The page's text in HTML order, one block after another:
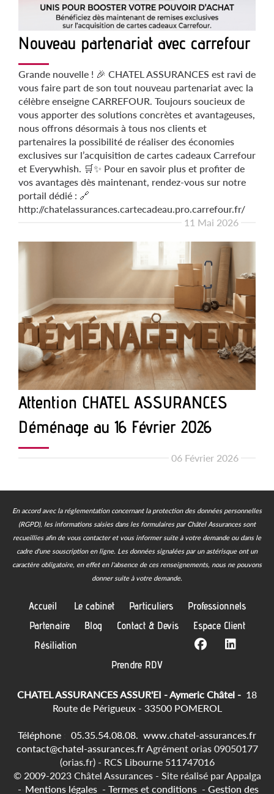
Nouveau partenariat avec carrefour
Grande nouvelle ! 🎉 CHATEL ASSURANCES est ravi de
vous faire part de son tout nouveau partenariat avec la
célèbre enseigne CARREFOUR. Toujours soucieux de
vous apporter des solutions concrètes et avantageuses,
nous offrons désormais à tous nos clients et
partenaires la possibilité de réaliser des économies
exclusives sur l’acquisition de cartes cadeaux Carrefour
et Everywhish. 🛒✨ Pour en savoir plus et profiter de
vos avantages dès maintenant, rendez-vous sur notre
portail dédié : 🔗
http://chatelassurances.cartecadeau.pro.carrefour.fr/
11 Mai 2026
Attention CHATEL ASSURANCES
Déménage au 16 Février 2026
06 Février 2026
En accord avec la réglementation concernant la protection des données personnelles
(RGPD), les informations saisies dans les formulaires par Châtel Assurances sont
recueillies afin de vous contacter et vous informer suite à votre demande ou dans le
cadre d'une souscription en ligne. Les données signalées par un astérisque ont un
caractère obligatoire, en effet en l'absence de ces renseignements, nous ne pouvons
donner suite à votre demande.
Accueil Le cabinet Particuliers
Professionnels
Partenaire
Blog Contact & Devis
Espace Client
Résiliation
Prendre RDV
CHATEL ASSURANCES ASSUR'EI - Aymeric Châtel - 18
Route de Périgueux - 33500 POMEROL
Téléphone 05.35.54.08.08.
www.chatel-assurances.fr
contact@chatel-assurances.fr Agrément orias 09050177
(orias.fr) - RCS Libourne 511747016
© 2009-2023 Châtel Assurances - Site réalisé par Appalga
- Mentions légales - Termes et conditions - Gestion des